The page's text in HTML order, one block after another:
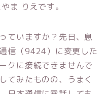
ま りえです。
ていますか？先日、息
信（9424）に変更した
クに接続できませんで
てみたものの、うまく